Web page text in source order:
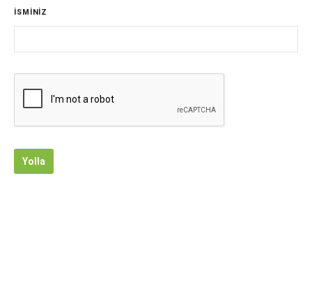
İSMİNİZ
Yolla